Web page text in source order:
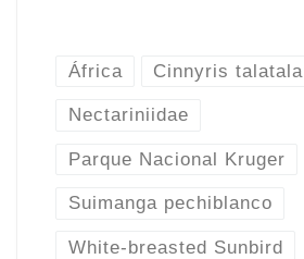
África Cinnyris talatala
Nectariniidae
Parque Nacional Kruger
Suimanga pechiblanco
White-breasted Sunbird